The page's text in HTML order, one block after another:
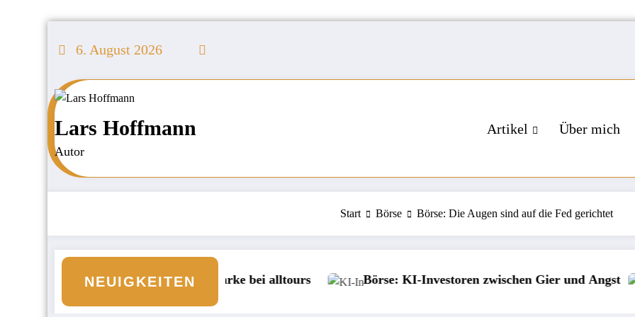
Inhalt
6. August 2026
Lars Hoffmann
Autor
Artikel Über mich
Start Börse Börse: Die Augen sind auf die Fed gerichtet
NEUIGKEITEN
Veranstaltermarke bei alltours Börse: KI-Investoren zwischen Gier und Angst Badija –